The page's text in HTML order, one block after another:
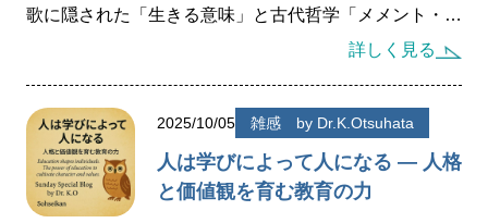
歌に隠された「生きる意味」と古代哲学「メメント・モ
リ」を手がかりに、点数を超えた“人生を育む学び”を提
詳しく見る
2025/10/05 雑感 by Dr.K.Otsuhata
人は学びによって人になる — 人格
と価値観を育む教育の力